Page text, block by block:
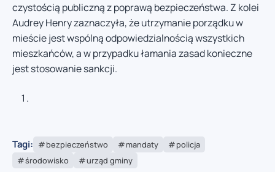
czystością publiczną z poprawą bezpieczeństwa. Z kolei
Audrey Henry zaznaczyła, że utrzymanie porządku w
mieście jest wspólną odpowiedzialnością wszystkich
mieszkańców, a w przypadku łamania zasad konieczne
jest stosowanie sankcji.
Tagi: bezpieczeństwo mandaty
policja
środowisko
urząd gminy